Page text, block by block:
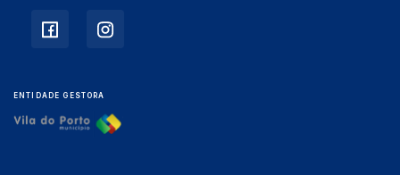
ENTIDADE GESTORA